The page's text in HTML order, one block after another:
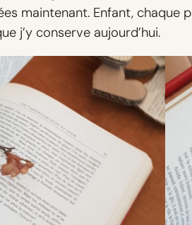
maintenant. Enfant,
j’y conserve aujourd’hui.